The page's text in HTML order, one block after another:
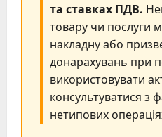
та ставках ПДВ.
товару чи послуги
накладну або
донарахувань при
використовувати
консультуватися з
нетипових